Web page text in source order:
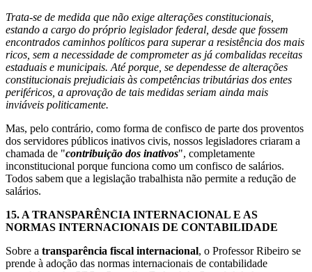
Trata-se de medida que não exige alterações constitucionais,
estando a cargo do próprio legislador federal, desde que fossem
encontrados caminhos políticos para superar a resistência dos mais
ricos, sem a necessidade de comprometer as já combalidas receitas
estaduais e municipais. Até porque, se dependesse de alterações
constitucionais prejudiciais às competências tributárias dos entes
periféricos, a aprovação de tais medidas seriam ainda mais
inviáveis politicamente.
Mas, pelo contrário, como forma de confisco de parte dos proventos
dos servidores públicos inativos civis, nossos legisladores criaram a
chamada de "contribuição dos inativos", completamente
inconstitucional porque funciona como um confisco de salários.
Todos sabem que a legislação trabalhista não permite a redução de
salários.
15. A TRANSPARÊNCIA INTERNACIONAL E AS
NORMAS INTERNACIONAIS DE CONTABILIDADE
Sobre a transparência fiscal internacional, o Professor Ribeiro se
prende à adoção das normas internacionais de contabilidade